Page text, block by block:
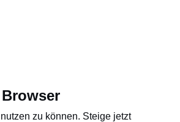
zu können. Steige jetzt